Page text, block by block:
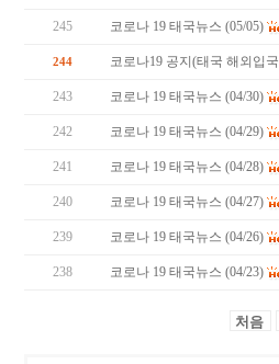
245 코로나 19 태국뉴스 (05/05)
244 코로나19 공지(태국 해외입
243 코로나 19 태국뉴스 (04/30)
242 코로나 19 태국뉴스 (04/29)
241 코로나 19 태국뉴스 (04/28)
240 코로나 19 태국뉴스 (04/27)
239 코로나 19 태국뉴스 (04/26)
238 코로나 19 태국뉴스 (04/23)
처음